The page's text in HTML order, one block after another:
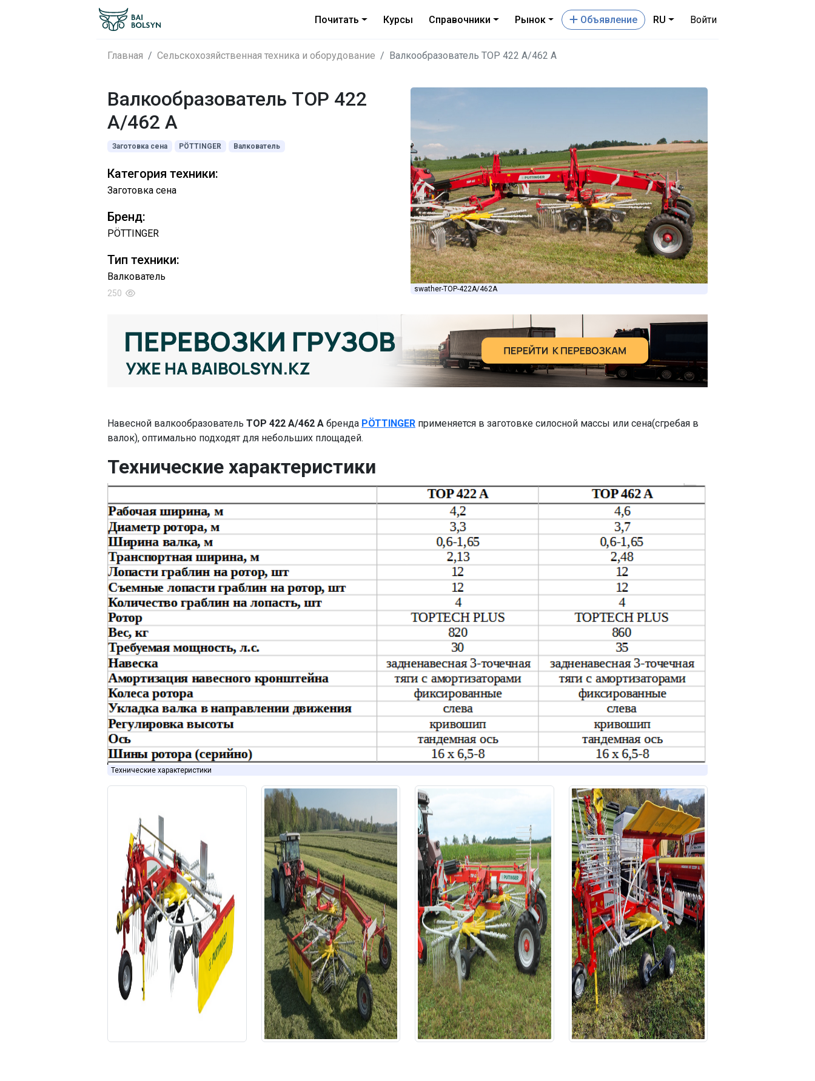
Почитать Курсы Справочники Рынок Oбъявление RU Войти
Главная Сельскохозяйственная техника и оборудование Валкообразователь TOP 422 A/462 A
Валкообразователь TOP 422
A/462 A
Заготовка сена PÖTTINGER Валкователь
Категория техники:
Заготовка сена
Бренд:
PÖTTINGER
Тип техники:
Валкователь
250 swather-TOP-422A/462A
Навесной валкообразователь TOP 422 A/462 A бренда PÖTTINGER применяется в заготовке силосной массы или сена(сгребая в
валок), оптимально подходят для небольших площадей.
Технические характеристики
Технические характеристики